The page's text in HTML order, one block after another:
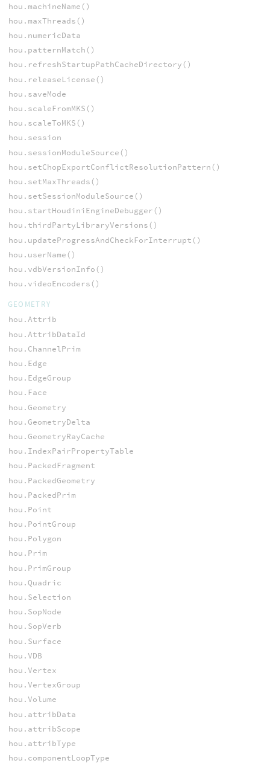
hou.machineName()
hou.maxThreads()
hou.numericData
hou.patternMatch()
hou.refreshStartupPathCacheDirectory()
hou.releaseLicense()
hou.saveMode
hou.scaleFromMKS()
hou.scaleToMKS()
hou.session
hou.sessionModuleSource()
hou.setChopExportConflictResolutionPattern()
hou.setMaxThreads()
hou.setSessionModuleSource()
hou.startHoudiniEngineDebugger()
hou.thirdPartyLibraryVersions()
hou.updateProgressAndCheckForInterrupt()
hou.userName()
hou.vdbVersionInfo()
hou.videoEncoders()
GEOMETRY
hou.Attrib
hou.AttribDataId
hou.ChannelPrim
hou.Edge
hou.EdgeGroup
hou.Face
hou.Geometry
hou.GeometryDelta
hou.GeometryRayCache
hou.IndexPairPropertyTable
hou.PackedFragment
hou.PackedGeometry
hou.PackedPrim
hou.Point
hou.PointGroup
hou.Polygon
hou.Prim
hou.PrimGroup
hou.Quadric
hou.Selection
hou.SopNode
hou.SopVerb
hou.Surface
hou.VDB
hou.Vertex
hou.VertexGroup
hou.Volume
hou.attribData
hou.attribScope
hou.attribType
hou.componentLoopType